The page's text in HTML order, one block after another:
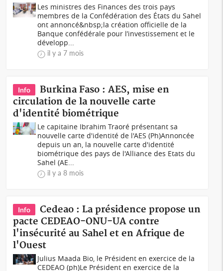
Les ministres des Finances des trois pays
membres de la Confédération des États du Sahel
ont annoncé&nbsp;la création officielle de la
Banque confédérale pour l’investissement et le
développ...
il y a 7 mois
Info
Burkina Faso : AES, mise en
circulation de la nouvelle carte
d'identité biométrique
Le capitaine Ibrahim Traoré présentant sa
nouvelle carte d'identité de l'AES (Ph)Annoncée
depuis un an, la nouvelle carte d'identité
biométrique des pays de l'Alliance des Etats du
Sahel (AE...
il y a 8 mois
Info
Cedeao : La présidence propose un
pacte CEDEAO-ONU-UA contre
l'insécurité au Sahel et en Afrique de
l'Ouest
Julius Maada Bio, le Président en exercice de la
CEDEAO (ph)Le Président en exercice de la